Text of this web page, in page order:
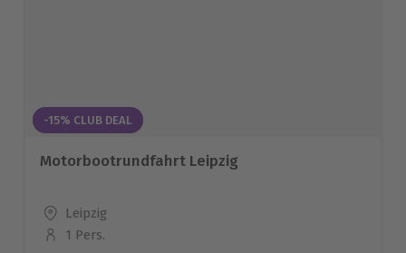
-15% CLUB DEAL
Motorbootrundfahrt Leipzig
Standort
Leipzig
Anzahl der Teilnehmer
1 Pers.